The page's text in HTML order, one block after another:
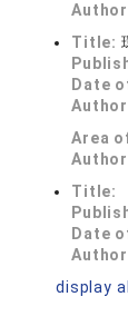
Title:
Date
Area
Title:
Date
display